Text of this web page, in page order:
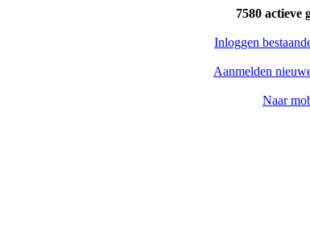
7580 actieve
Inloggen
Aanmelden
Naar